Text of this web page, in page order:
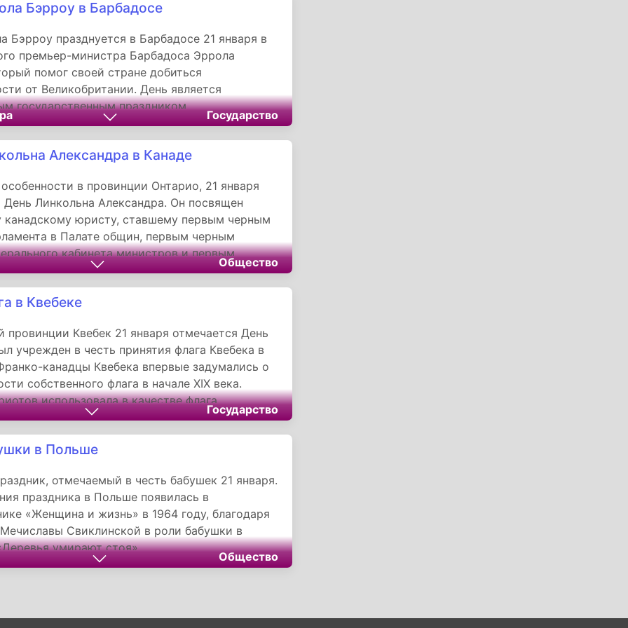
королю Норвегии Харальду V.
Бэрроу в Барбадосе
Бэрроу празднуется в Барбадосе 21 января в
премьер-министра Барбадоса Эррола
помог своей стране добиться
от Великобритании. День является
государственным праздником.
Государство
Александра в Канаде
в провинции Онтарио, 21 января
День Линкольна Александра. Он посвящен
канадскому юристу, ставшему первым черным
в Палате общин, первым черным
кабинета министров и первым
Совета по страхованию и технике
труда.
Общество
в Квебеке
провинции Квебек 21 января отмечается День
учрежден в честь принятия флага Квебека в
канадцы Квебека впервые задумались о
собственного флага в начале XIX века.
использовала в качестве флага
зелено-бело-красный триколор, а
предпочитали вертикальный сине-
французский триколор.
Государство
в Польше
отмечаемый в честь бабушек 21 января.
праздника в Польше появилась в
«Женщина и жизнь» в 1964 году, благодаря
Свиклинской в ​​роли бабушки в
умирают стоя».
Общество